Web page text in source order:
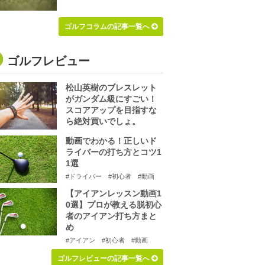
ゴルフコラムの記事一覧へ
ゴルフレビュー
松山英樹のブレスレット
がガンダム級にすごい！
スコアアップを目指すな
ら絶対買いでしょ。
動画でわかる！正しいド
ライバーの打ち方とコツ1
1選
#ドライバー #初心者 #動画
【アイアンレッスン動画1
0選】プロが教える脱初心
者のアイアン打ち方まと
め
#アイアン #初心者 #動画
ゴルフレビューの記事一覧へ